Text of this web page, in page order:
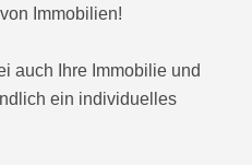
Immobilien!
auch Ihre Immobilie und
ein individuelles